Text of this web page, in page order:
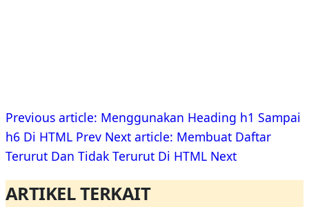
Previous article: Menggunakan Heading h1 Sampai
h6 Di HTML Prev Next article: Membuat Daftar
Terurut Dan Tidak Terurut Di HTML Next
ARTIKEL TERKAIT